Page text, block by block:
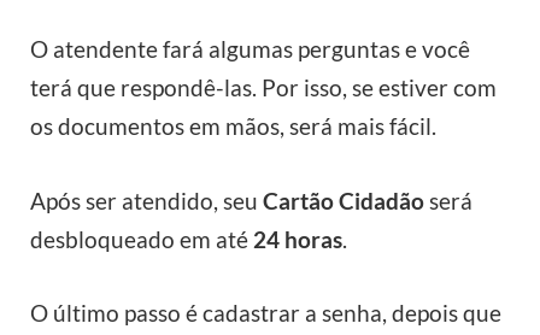
O atendente fará algumas perguntas e você
terá que respondê-las. Por isso, se estiver com
os documentos em mãos, será mais fácil.
Após ser atendido, seu Cartão Cidadãoserá
desbloqueado em até 24 horas.
O último passo é cadastrar a senha, depois que